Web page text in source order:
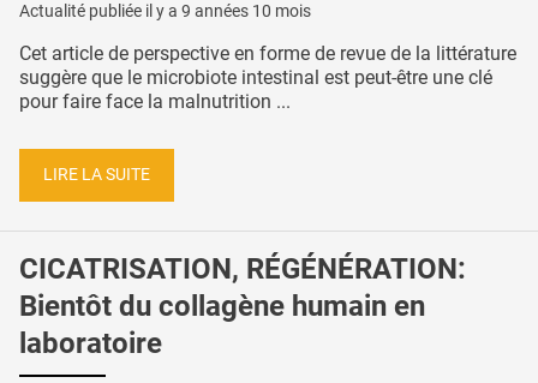
Actualité publiée il y a 9 années 10 mois
Cet article de perspective en forme de revue de la littérature
suggère que le microbiote intestinal est peut-être une clé
pour faire face la malnutrition ...
LIRE LA SUITE
CICATRISATION, RÉGÉNÉRATION:
Bientôt du collagène humain en
laboratoire